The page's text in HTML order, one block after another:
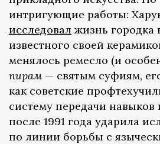
интригующие работы:
исследовал жизнь городка
известного своей
менялось ремесло (и
пирам — святым суфиям,
как советские
систему передачи навыков
после 1991 года ударила
по линии борьбы с